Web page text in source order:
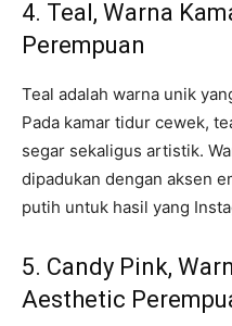
4. Teal, Warna
Perempuan
Teal adalah warna unik
Pada kamar tidur cewek,
segar sekaligus artistik.
dipadukan dengan aksen
putih untuk hasil yang
5. Candy Pink,
Aesthetic